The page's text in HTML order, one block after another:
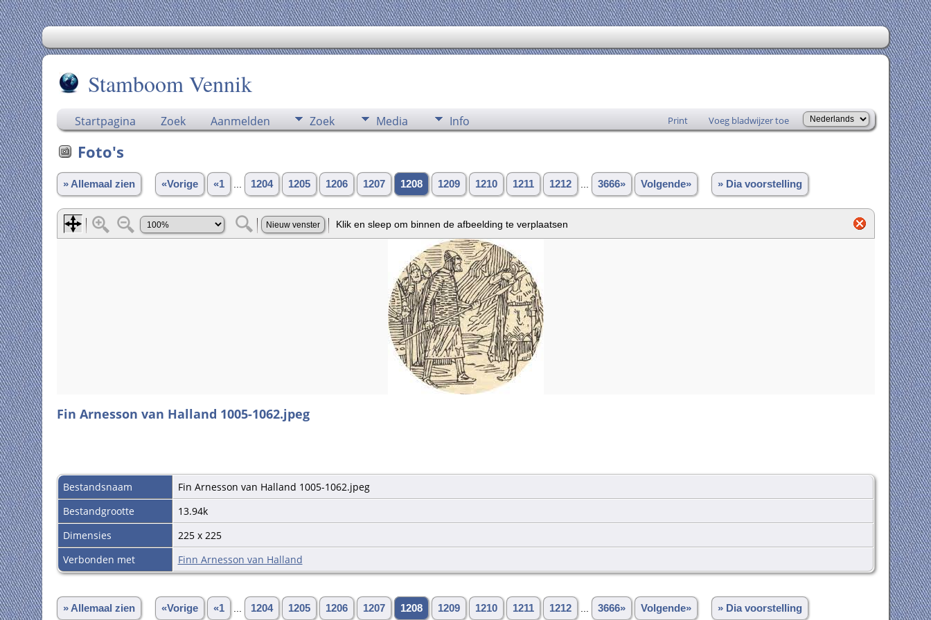
Stamboom Vennik
Startpagina Zoek Aanmelden Zoek Media Info Print Voeg bladwijzer toe
Foto's
» Allemaal zien «Vorige «1 1204 1205 1206 1207 1208 1209 1210 1211 1212 3666» Volgende» » Dia voorstelling
Fin Arnesson van Halland 1005-1062.jpeg
Bestandsnaam
Fin Arnesson van Halland 1005-1062.jpeg
Bestandgrootte
13.94k
Dimensies
225 x 225
Verbonden met
Finn Arnesson van Halland
» Allemaal zien «Vorige «1 1204 1205 1206 1207 1208 1209 1210 1211 1212 3666» Volgende» » Dia voorstelling